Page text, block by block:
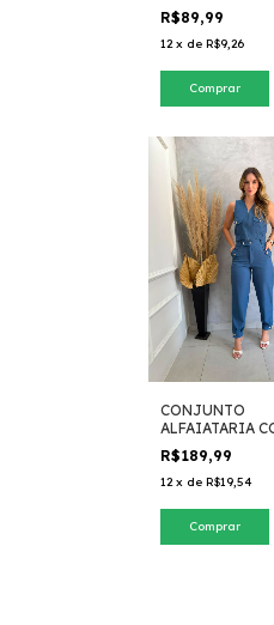
R$89,99
12 x de R$9,26
Comprar
CONJUNTO
ALFAIATARIA
ZIPER AZUL
R$189,99
12 x de R$19,54
Comprar